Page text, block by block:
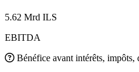
5.62 Mrd ILS
EBITDA
Bénéfice avant intérêts, impôts,